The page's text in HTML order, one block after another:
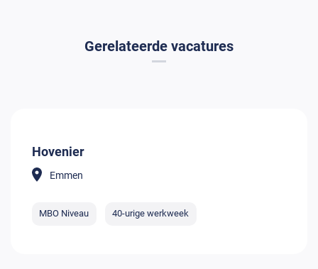
Gerelateerde vacatures
Hovenier
Emmen
MBO Niveau 40-urige werkweek